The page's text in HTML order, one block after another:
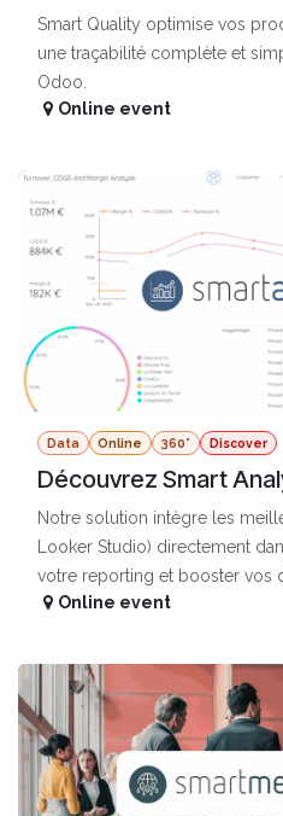
Smart Quality optimise vos
une traçabilité complète et
Odoo.
Online event
Data Online 360° Discover
Découvrez Smart
Notre solution intègre les
Looker Studio) directement
votre reporting et booster vos
Online event